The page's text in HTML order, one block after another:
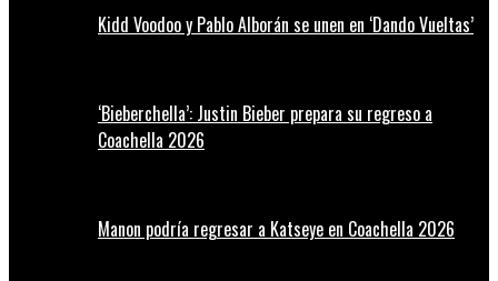
Kidd Voodoo y Pablo Alborán se unen en ‘Dando Vueltas’
‘Bieberchella’: Justin Bieber prepara su regreso a
Coachella 2026
Manon podría regresar a Katseye en Coachella 2026